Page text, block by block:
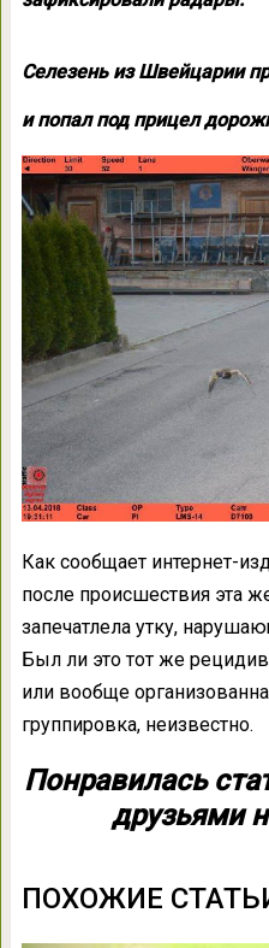
Селезень из Швейцарии
и попал под прицел
Как сообщает интернет-
после происшествия эта
запечатлела утку,
Был ли это тот же
или вообще
группировка, неизвестно.
Понравилась
друзьями
ПОХОЖИЕ